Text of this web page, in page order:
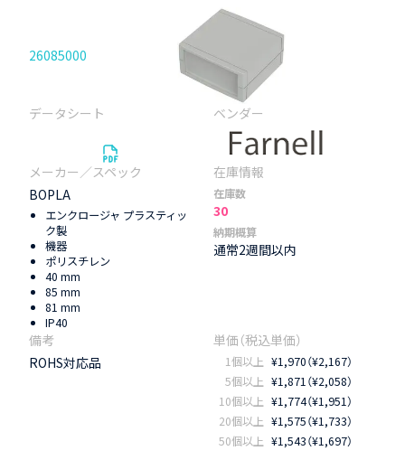
26085000
BOPLA
エンクロージャ プラスティッ
ク製
機器
ポリスチレン
40 mm
85 mm
81 mm
IP40
在庫数
30
納期概算
通常2週間以内
ROHS対応品 1個以上 ¥1,970（¥2,167）
5個以上 ¥1,871（¥2,058）
10個以上 ¥1,774（¥1,951）
20個以上 ¥1,575（¥1,733）
50個以上 ¥1,543（¥1,697）